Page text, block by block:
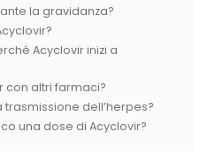
la gravidanza?
Acyclovir inizi a
con altri farmaci?
dell’herpes?
una dose di Acyclovir?